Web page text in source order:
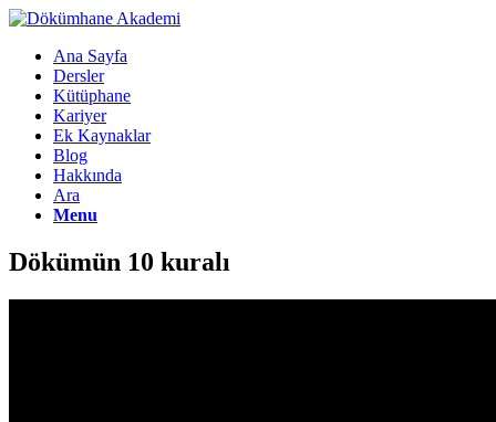
Ana Sayfa
Dersler
Kütüphane
Kariyer
Ek Kaynaklar
Blog
Hakkında
Ara
Menu
Dökümün 10 kuralı